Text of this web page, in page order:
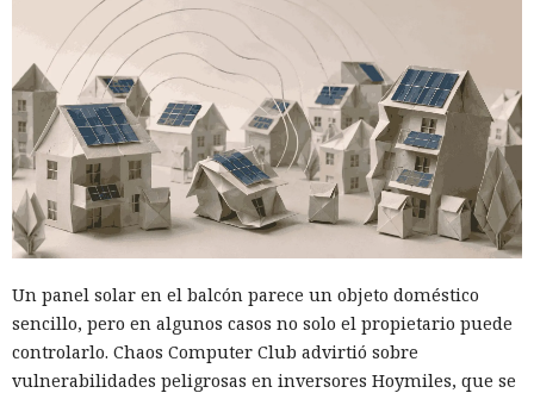
Un panel solar en el balcón parece un objeto doméstico
sencillo, pero en algunos casos no solo el propietario puede
controlarlo. Chaos Computer Club advirtió sobre
vulnerabilidades peligrosas en inversores Hoymiles, que se